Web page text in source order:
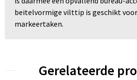
beitelvormige vilttip is geschikt
markeertaken.
Gerelateerde